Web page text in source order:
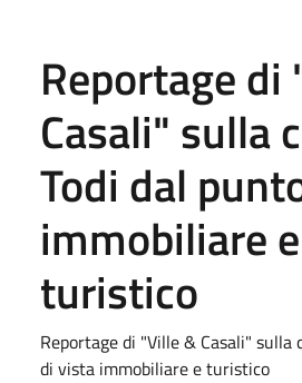
Reportage di
Casali" sulla
Todi dal
immobiliare e
turistico
Reportage di "Ville & Casali"
di vista immobiliare e turistico